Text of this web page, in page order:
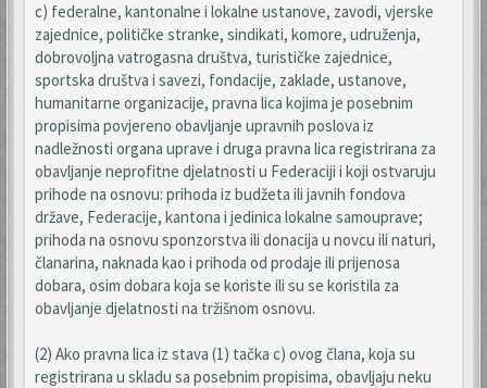
c) federalne, kantonalne i lokalne ustanove, zavodi, vjerske
zajednice, političke stranke, sindikati, komore, udruženja,
dobrovoljna vatrogasna društva, turističke zajednice,
sportska društva i savezi, fondacije, zaklade, ustanove,
humanitarne organizacije, pravna lica kojima je posebnim
propisima povjereno obavljanje upravnih poslova iz
nadležnosti organa uprave i druga pravna lica registrirana za
obavljanje neprofitne djelatnosti u Federaciji i koji ostvaruju
prihode na osnovu: prihoda iz budžeta ili javnih fondova
države, Federacije, kantona i jedinica lokalne samouprave;
prihoda na osnovu sponzorstva ili donacija u novcu ili naturi,
članarina, naknada kao i prihoda od prodaje ili prijenosa
dobara, osim dobara koja se koriste ili su se koristila za
obavljanje djelatnosti na tržišnom osnovu.
(2) Ako pravna lica iz stava (1) tačka c) ovog člana, koja su
registrirana u skladu sa posebnim propisima, obavljaju neku